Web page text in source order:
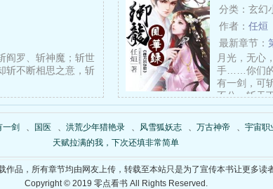
阎罗、斩神魔；斩世
斩不断相思之意，斩
分类：玄幻
作者： 任烜
最新章节：
月光，无心
手……你们的
有一剑，可
不公、斩
一剑 、 国医 、 洪荒少年猎艳录 、 风雪狐妖志 、 万古神帝 、 宇宙职
天赋拉满的我，下次还填非常简单
作品，所有章节均由网友上传，转载至本站只是为了宣传本书让更多读
Copyright © 2019 零点看书 All Rights Reserved.